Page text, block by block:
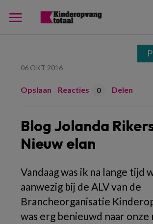
06 OKT 2016
Opslaan Reacties 0 Delen
Blog Jolanda
Nieuw elan
Vandaag was ik na lange tijd
aanwezig bij de ALV van de
Brancheorganisatie
was erg benieuwd naar onze